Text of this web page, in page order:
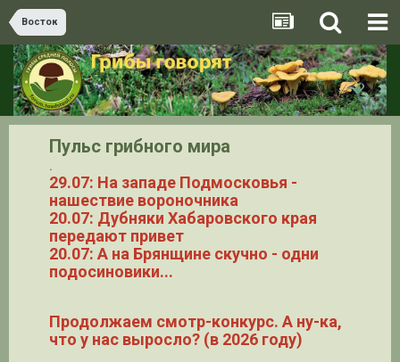
Восток
Пульс грибного мира
.
29.07: На западе Подмосковья -
нашествие вороночника
20.07: Дубняки Хабаровского края
передают привет
20.07: А на Брянщине скучно - одни
подосиновики...
Продолжаем смотр-конкурс. А ну-ка,
что у нас выросло? (в 2026 году)